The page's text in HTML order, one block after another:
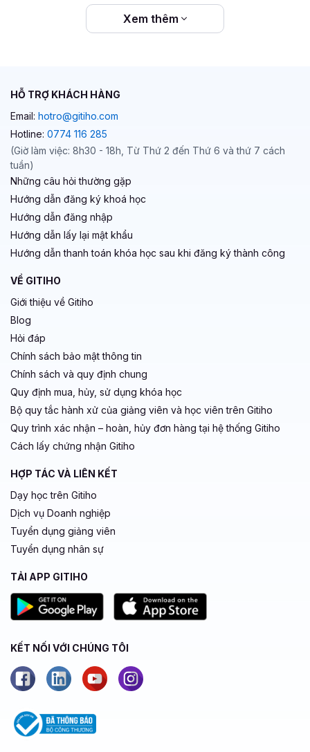
Xem thêm
HỖ TRỢ KHÁCH HÀNG
Email: hotro@gitiho.com
Hotline: 0774 116 285
(Giờ làm việc: 8h30 - 18h, Từ Thứ 2 đến Thứ 6 và thứ 7 cách
tuần)
Những câu hỏi thường gặp
Hướng dẫn đăng ký khoá học
Hướng dẫn đăng nhập
Hướng dẫn lấy lại mật khẩu
Hướng dẫn thanh toán khóa học sau khi đăng ký thành công
VỀ GITIHO
Giới thiệu về Gitiho
Blog
Hỏi đáp
Chính sách bảo mật thông tin
Chính sách và quy định chung
Quy định mua, hủy, sử dụng khóa học
Bộ quy tắc hành xử của giảng viên và học viên trên Gitiho
Quy trình xác nhận – hoàn, hủy đơn hàng tại hệ thống Gitiho
Cách lấy chứng nhận Gitiho
HỢP TÁC VÀ LIÊN KẾT
Dạy học trên Gitiho
Dịch vụ Doanh nghiệp
Tuyển dụng giảng viên
Tuyển dụng nhân sự
TẢI APP GITIHO
KẾT NỐI VỚI CHÚNG TÔI